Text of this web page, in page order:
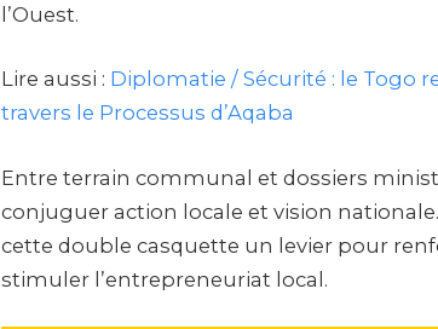
l’Ouest.
Lire aussi : Diplomatie / Sécurité : le Togo
travers le Processus d’Aqaba
Entre terrain communal et dossiers
conjuguer action locale et vision
cette double casquette un levier pour
stimuler l’entrepreneuriat local.